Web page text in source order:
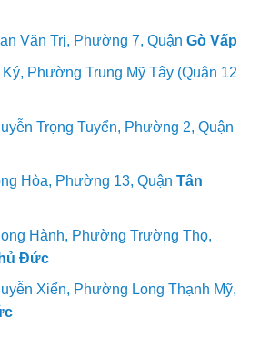
Văn Trị, Phường 7, Quận Gò Vấp
Phường Trung Mỹ Tây (Quận 12
Trọng Tuyển, Phường 2, Quận
Hòa, Phường 13, Quận Tân
Hành, Phường Trường Thọ,
Đức
Xiển, Phường Long Thạnh Mỹ,